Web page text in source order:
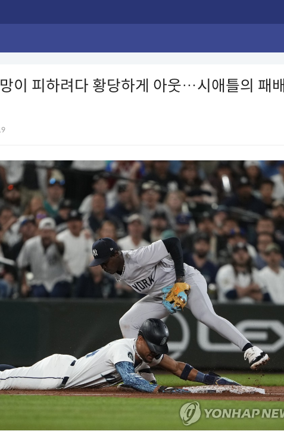
이 피하려다 황당하게 아웃…시애틀의 패배